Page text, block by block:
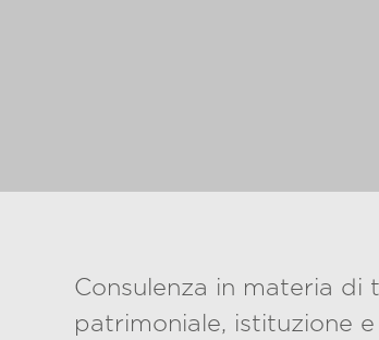
Consulenza in materia di
patrimoniale, istituzione